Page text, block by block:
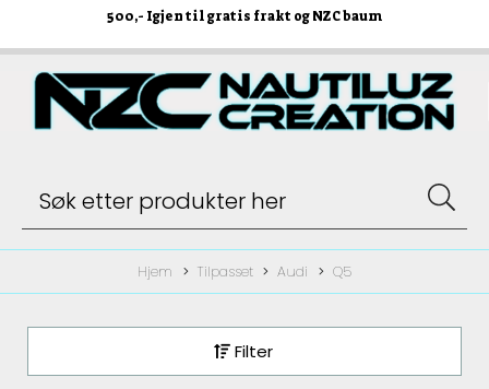
500,- Igjen til gratis frakt og NZC baum
Hjem Tilpasset Audi Q5
Filter